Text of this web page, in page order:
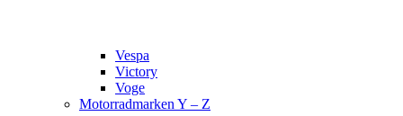
Vespa
Victory
Voge
Motorradmarken Y – Z